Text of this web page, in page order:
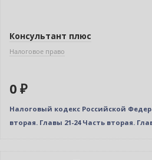
Консультант плюс
Налоговое право
0 ₽
Налоговый кодекс Российской
вторая. Главы 21-24 Часть вторая.